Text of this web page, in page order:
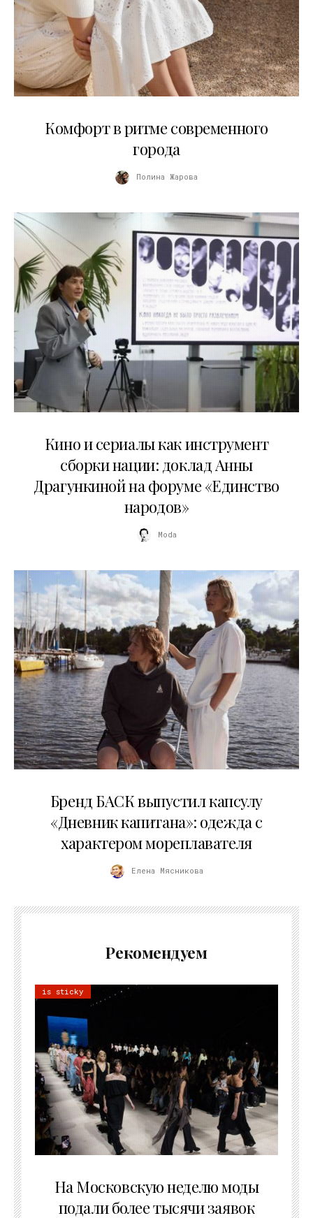
Комфорт в ритме современного
города
Полина Жарова
Кино и сериалы как инструмент
сборки нации: доклад Анны
Драгункиной на форуме «Единство
народов»
Moda
Бренд БАСК выпустил капсулу
«Дневник капитана»: одежда с
характером мореплавателя
Елена Мясникова
Рекомендуем
is sticky
На Московскую неделю моды
подали более тысячи заявок